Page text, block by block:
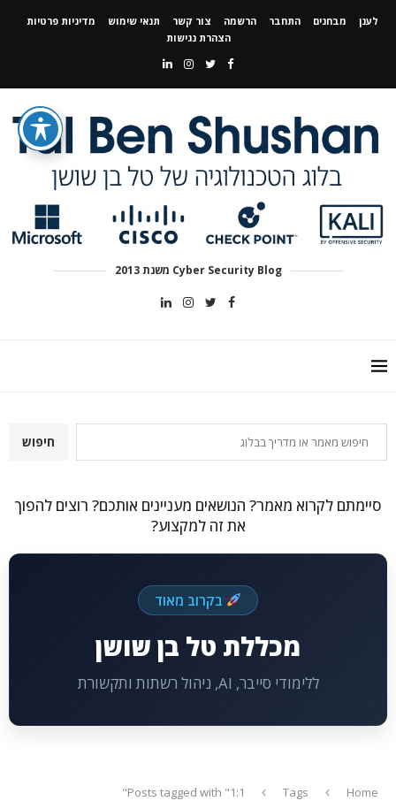
לענן מבחנים התחבר הרשמה צור קשר תנאי שימוש
מדיניות פרטיות
הצהרת נגישות
Cyber Security Blog משנת 2013
חיפוש
סיימתם לקרוא מאמר? הנושאים מעניינים אותכם? רוצים להפוך
את זה למקצוע?
בקרוב מאוד
מכללת טל בן שושן
ללימודי סייבר, AI, ניהול רשתות ותקשורת
Home
Tags
Posts tagged with "1:1"